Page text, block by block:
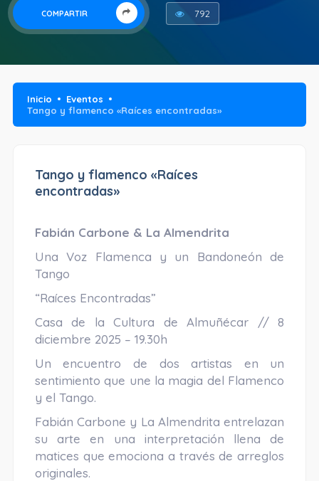
COMPARTIR 792
Inicio
Eventos
Tango y flamenco «Raíces encontradas»
Tango y flamenco «Raíces
encontradas»
Fabián Carbone & La Almendrita
Una Voz Flamenca y un Bandoneón de
Tango
“Raíces Encontradas”
Casa de la Cultura de Almuñécar // 8
diciembre 2025 – 19.30h
Un encuentro de dos artistas en un
sentimiento que une la magia del Flamenco
y el Tango.
Fabián Carbone y La Almendrita entrelazan
su arte en una interpretación llena de
matices que emociona a través de arreglos
originales.